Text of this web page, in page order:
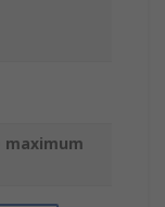
maximum